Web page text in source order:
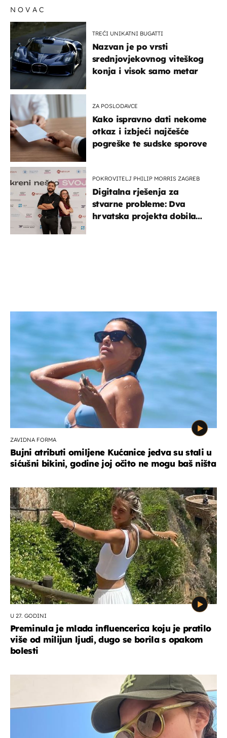
NOVAC
TREĆI UNIKATNI BUGATTI
Nazvan je po vrsti
srednjovjekovnog viteškog
konja i visok samo metar
ZA POSLODAVCE
Kako ispravno dati nekome
otkaz i izbjeći najčešće
pogreške te sudske sporove
POKROVITELJ PHILIP MORRIS ZAGREB
Digitalna rješenja za
stvarne probleme: Dva
hrvatska projekta dobila
ZAVIDNA FORMA
Bujni atributi omiljene Kućanice jedva su stali u
sićušni bikini, godine joj očito ne mogu baš ništa
U 27. GODINI
Preminula je mlada influencerica koju je pratilo
više od milijun ljudi, dugo se borila s opakom
bolesti